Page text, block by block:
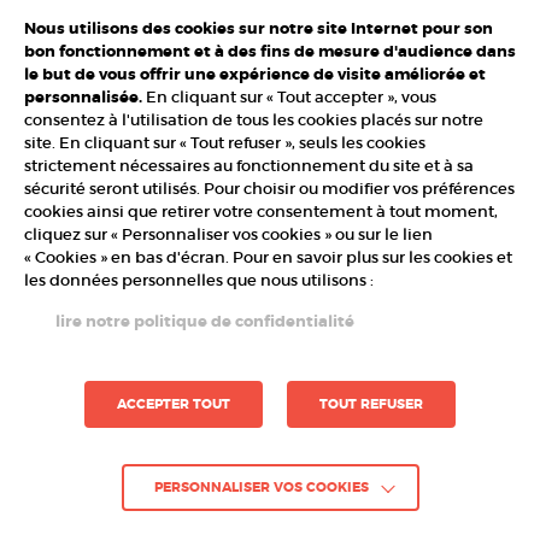
3D
DARK HOURS
Nous utilisons des cookies sur notre site Internet pour son
bon fonctionnement et à des fins de mesure d'audience dans
le but de vous offrir une expérience de visite améliorée et
personnalisée. En cliquant sur « Tout accepter », vous
consentez à l'utilisation de tous les cookies placés sur notre
site. En cliquant sur « Tout refuser », seuls les cookies
strictement nécessaires au fonctionnement du site et à sa
sécurité seront utilisés. Pour choisir ou modifier vos préférences
cookies ainsi que retirer votre consentement à tout moment,
cliquez sur « Personnaliser vos cookies » ou sur le lien
« Cookies » en bas d'écran. Pour en savoir plus sur les cookies et
les données personnelles que nous utilisons :
lire notre politique de confidentialité
ACCEPTER TOUT TOUT REFUSER
PERSONNALISER VOS COOKIES